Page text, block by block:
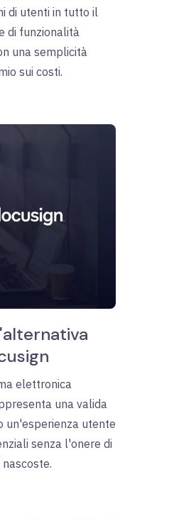
di utenti in tutto il
di funzionalità
una semplicità
sui costi.
elettronica
una valida
un'esperienza utente
senza l'onere di